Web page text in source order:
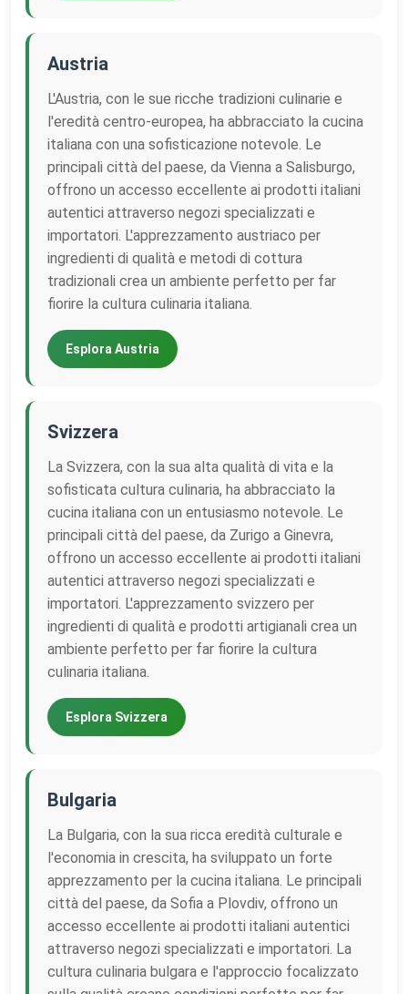
Austria
L'Austria, con le sue ricche tradizioni culinarie e
l'eredità centro-europea, ha abbracciato la cucina
italiana con una sofisticazione notevole. Le
principali città del paese, da Vienna a Salisburgo,
offrono un accesso eccellente ai prodotti italiani
autentici attraverso negozi specializzati e
importatori. L'apprezzamento austriaco per
ingredienti di qualità e metodi di cottura
tradizionali crea un ambiente perfetto per far
fiorire la cultura culinaria italiana.
Esplora Austria
Svizzera
La Svizzera, con la sua alta qualità di vita e la
sofisticata cultura culinaria, ha abbracciato la
cucina italiana con un entusiasmo notevole. Le
principali città del paese, da Zurigo a Ginevra,
offrono un accesso eccellente ai prodotti italiani
autentici attraverso negozi specializzati e
importatori. L'apprezzamento svizzero per
ingredienti di qualità e prodotti artigianali crea un
ambiente perfetto per far fiorire la cultura
culinaria italiana.
Esplora Svizzera
Bulgaria
La Bulgaria, con la sua ricca eredità culturale e
l'economia in crescita, ha sviluppato un forte
apprezzamento per la cucina italiana. Le principali
città del paese, da Sofia a Plovdiv, offrono un
accesso eccellente ai prodotti italiani autentici
attraverso negozi specializzati e importatori. La
cultura culinaria bulgara e l'approccio focalizzato